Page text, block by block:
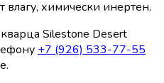
химически инертен.
Silestone Desert
+7 (926) 533-77-55